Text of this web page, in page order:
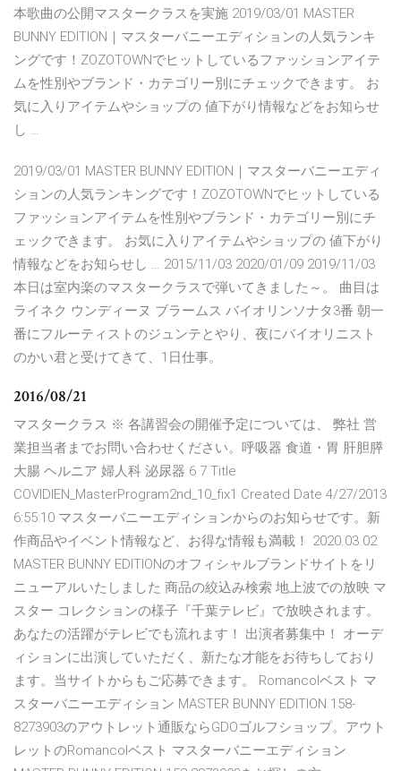
本歌曲の公開マスタークラスを実施 2019/03/01 MASTER
BUNNY EDITION｜マスターバニーエディションの人気ランキ
ングです！ZOZOTOWNでヒットしているファッションアイテ
ムを性別やブランド・カテゴリー別にチェックできます。 お
気に入りアイテムやショップの 値下がり情報などをお知らせ
し …
2019/03/01 MASTER BUNNY EDITION｜マスターバニーエディ
ションの人気ランキングです！ZOZOTOWNでヒットしている
ファッションアイテムを性別やブランド・カテゴリー別にチ
ェックできます。 お気に入りアイテムやショップの 値下がり
情報などをお知らせし … 2015/11/03 2020/01/09 2019/11/03
本日は室内楽のマスタークラスで弾いてきました～。 曲目は
ライネク ウンディーヌ ブラームス バイオリンソナタ3番 朝一
番にフルーティストのジュンテとやり、夜にバイオリニスト
のかい君と受けてきて、1日仕事。
2016/08/21
マスタークラス ※ 各講習会の開催予定については、 弊社 営
業担当者までお問い合わせください。呼吸器 食道・胃 肝胆膵
大腸 ヘルニア 婦人科 泌尿器 6 7 Title
COVIDIEN_MasterProgram2nd_10_fix1 Created Date 4/27/2013
6:55:10 マスターバニーエディションからのお知らせです。新
作商品やイベント情報など、お得な情報も満載！ 2020.03.02
MASTER BUNNY EDITIONのオフィシャルブランドサイトをリ
ニューアルいたしました 商品の絞込み検索 地上波での放映 マ
スター コレクションの様子『千葉テレビ』で放映されます。
あなたの活躍がテレビでも流れます！ 出演者募集中！ オーデ
ィションに出演していただく、新たな才能をお待ちしており
ます。当サイトからもご応募できます。 Romancolベスト マ
スターバニーエディション MASTER BUNNY EDITION 158-
8273903のアウトレット通販ならGDOゴルフショップ。アウト
レットのRomancolベスト マスターバニーエディション